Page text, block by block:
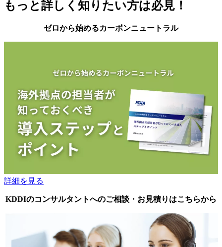
もっと詳しく知りたい方は必見！
ゼロから始めるカーボンニュートラル
詳細を見る
KDDIのコンサルタントへのご相談・お見積りはこちらから